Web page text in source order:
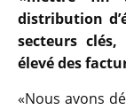
distribution
secteurs
élevé des
«Nous avons